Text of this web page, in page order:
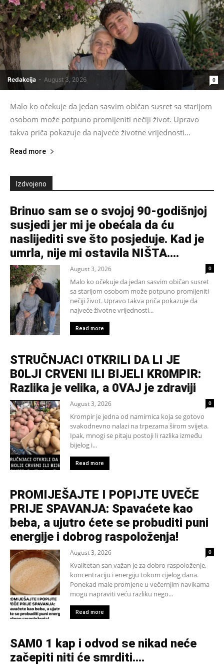
Redakcija - August 3, 2026 0
Malo ko očekuje da jedan sasvim običan susret sa starijom
osobom može potpuno promijeniti nečiji život. Upravo
takva priča pokazuje da najveće životne vrijednosti...
Read more
Izdvojeno
Brinuo sam se o svojoj 90-godišnjoj
susjedi jer mi je obećala da ću
naslijediti sve što posjeduje. Kad je
umrla, nije mi ostavila NIŠTA....
August 3, 2026 0
Malo ko očekuje da jedan sasvim običan susret
sa starijom osobom može potpuno promijeniti
nečiji život. Upravo takva priča pokazuje da
najveće životne vrijednosti...
Read more
STRUČNJACI 0TKRILI DA LI JE
B0LJI CRVENI ILI BIJELI KR0MPIR:
Razlika je velika, a 0VAJ je zdraviji
August 3, 2026 0
Krompir je jedna od namirnica koja se gotovo
svakodnevno nalazi na trpezama širom svijeta.
Ipak, mnogi se pitaju postoji li razlika između
bijelog i...
Read more
PROMIJEŠAJTE I POPIJTE UVEČE
PRIJE SPAVANJA: Spavaćete kao
beba, a ujutro ćete se probuditi puni
energije i dobrog raspoloženja!
August 3, 2026 0
Kvalitetan san važan je za dobro raspoloženje,
koncentraciju i energiju tokom cijelog dana.
Ponekad male promjene u večernjim navikama
mogu napraviti veću razliku nego...
Read more
SAM0 1 kap i odvod se nikad neće
začepiti niti će smrditi….